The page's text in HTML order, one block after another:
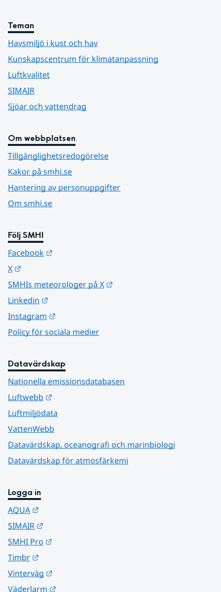
Teman
Havsmiljö i kust och hav
Kunskapscentrum för klimatanpassning
Luftkvalitet
SIMAIR
Sjöar och vattendrag
Om webbplatsen
Tillgänglighetsredogörelse
Kakor på smhi.se
Hantering av personuppgifter
Om smhi.se
Följ SMHI
Facebook
X
SMHIs meteorologer på X
Linkedin
Instagram
Policy för sociala medier
Datavärdskap
Nationella emissionsdatabasen
Luftwebb
Luftmiljödata
VattenWebb
Datavärdskap, oceanografi och marinbiologi
Datavärdskap för atmosfärkemi
Logga in
AQUA
SIMAIR
SMHI Pro
Timbr
Vinterväg
Väderlarm